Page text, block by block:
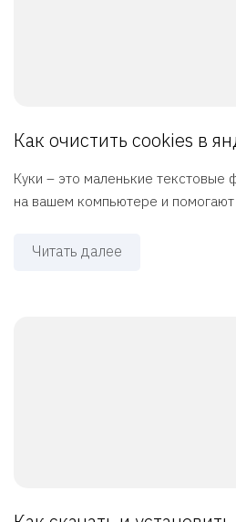
Как очистить cookies в
Куки – это маленькие текстовые
на вашем компьютере и помогают
Читать далее